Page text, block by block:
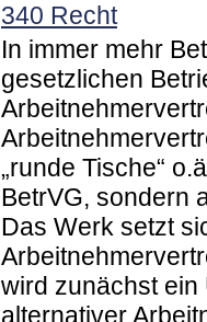
340 Recht
In immer mehr
gesetzlichen
„runde Tische“
BetrVG, sondern
Das Werk setzt
wird zunächst ein
alternativer